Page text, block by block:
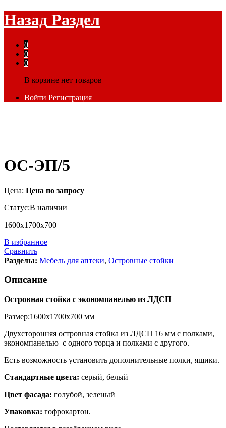
Назад Раздел
0
0
0
В корзине нет товаров
Войти Регистрация
ОС-ЭП/5
Цена: Цена по запросу
Статус:В наличии
1600х1700х700
В избранное
Сравнить
Разделы: Мебель для аптеки, Островные стойки
Описание
Островная стойка с экономпанелью из ЛДСП
Размер:1600х1700х700 мм
Двухсторонняя островная стойка из ЛДСП 16 мм с полками,
экономпанелью с одного торца и полками с другого.
Есть возможность установить дополнительные полки, ящики.
Стандартные цвета: серый, белый
Цвет фасада: голубой, зеленый
Упаковка: гофрокартон.